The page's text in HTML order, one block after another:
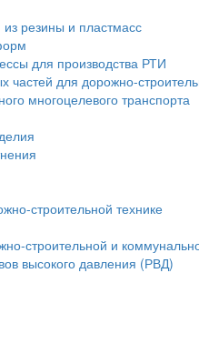
из резины и пластмасс
для производства РТИ
частей для дорожно-
многоцелевого транспорта
строительной технике
строительной и
высокого давления (РВД)